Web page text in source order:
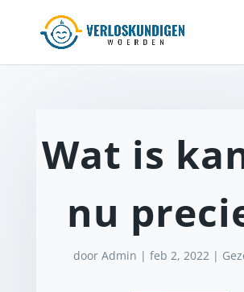
Wat is
nu
door Admin | feb 2, 2022|